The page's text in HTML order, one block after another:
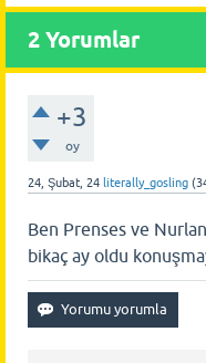
2 Yorumlar
+3
oy
24, Şubat, 24 literally_gosling (
Ben Prenses ve
bikaç ay oldu